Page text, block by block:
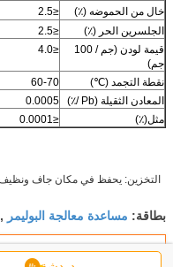
خال من الحموضه (٪) ≤2.5
الجلسرين الحر (٪)
≤2.5
قيمة لودن (جم / 100
جم)
≤4.0
نقطة التجمد (℃) 60-70
المعادن الثقيلة (Pb /٪)
0.0005
مثل(٪)
≤0.0001
التخزين: يحفظ في مكان جاف
بطاقة: مساعدة معالجة البوليمر ,
احصل